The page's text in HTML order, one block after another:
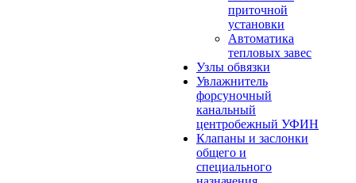
приточной
установки
Автоматика
тепловых завес
Узлы обвязки
Увлажнитель
форсуночный
канальный
центробежный УФИН
Клапаны и заслонки
общего и
специального